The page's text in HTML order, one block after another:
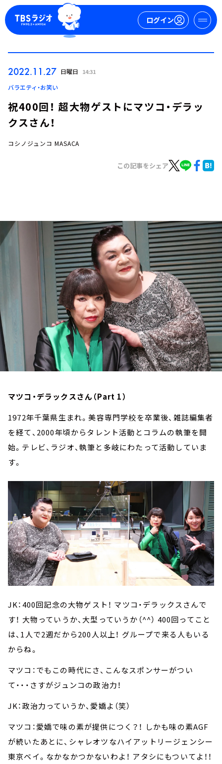
ログイン
ログイン
お知らせ
イベント・グッズ
YouTube
会社情報
2022.11.27 日曜日 14:31
バラエティ・お笑い
祝400回！ 超大物ゲストにマツコ・デラッ
クスさん！
コシノジュンコ MASACA
この記事をシェア
マツコ・デラックスさん（Part 1）
1972年千葉県生まれ。美容専門学校を卒業後、雑誌編集者
を経て、2000年頃からタレント活動とコラムの執筆を開
始。テレビ、ラジオ、執筆と多岐にわたって活動していま
す。
JK：400回記念の大物ゲスト！ マツコ・デラックスさんで
す！ 大物っていうか、大型っていうか（^^） 400回ってこと
は、1人で2週だから200人以上！ グループで来る人もいる
からね。
マツコ：でもこの時代にさ、こんなスポンサーがつい
て・・・さすがジュンコの政治力！
JK：政治力っていうか、愛嬌よ（笑）
マツコ：愛嬌で味の素が提供につく？！ しかも味の素AGF
が続いたあとに、シャレオツなハイアットリージェンシー
東京ベイ。なかなかつかないわよ！ アタシにもついてよ！！